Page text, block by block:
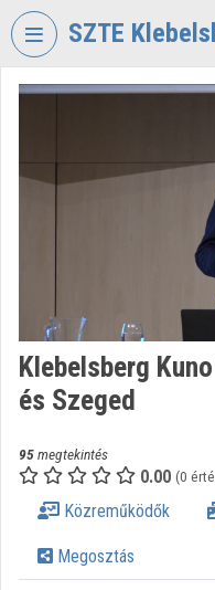
Fejléc kihagyása
SZTE
VIDEOTORIUM
KLEBELSBERG
Kategóriák
Intézményi listák
Klebelsberg
és Szeged
95megtekintés
0.00 (0
Közreműködők
Megosztás